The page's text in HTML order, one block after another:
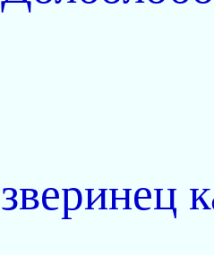
зверинец